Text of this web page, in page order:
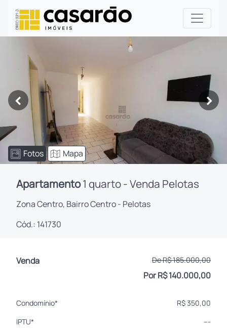
< >
Fotos Mapa
Apartamento1 quarto - Venda Pelotas
Zona Centro, Bairro Centro - Pelotas
Cód.: 141730
Venda De R$ 185.000,00
Por R$ 140.000,00
Condomínio*
R$ 350,00
IPTU*
---